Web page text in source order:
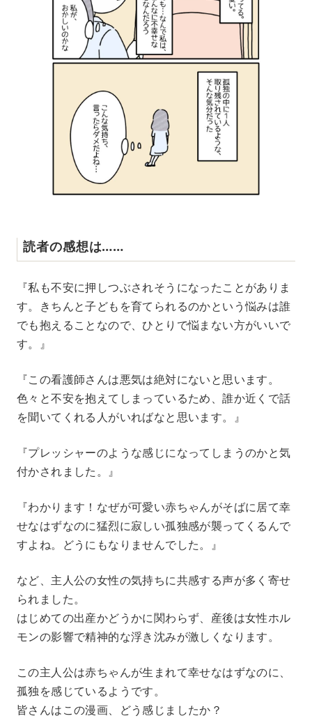
読者の感想は……
『私も不安に押しつぶされそうになったことがありま
す。きちんと子どもを育てられるのかという悩みは誰
でも抱えることなので、ひとりで悩まない方がいいで
す。』
『この看護師さんは悪気は絶対にないと思います。
色々と不安を抱えてしまっているため、誰か近くで話
を聞いてくれる人がいればなと思います。』
『プレッシャーのような感じになってしまうのかと気
付かされました。』
『わかります！なぜが可愛い赤ちゃんがそばに居て幸
せなはずなのに猛烈に寂しい孤独感が襲ってくるんで
すよね。どうにもなりませんでした。』
など、主人公の女性の気持ちに共感する声が多く寄せ
られました。
はじめての出産かどうかに関わらず、産後は女性ホル
モンの影響で精神的な浮き沈みが激しくなります。
この主人公は赤ちゃんが生まれて幸せなはずなのに、
孤独を感じているようです。
皆さんはこの漫画、どう感じましたか？